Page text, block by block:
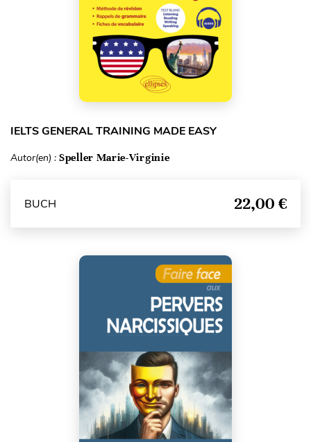
IELTS GENERAL TRAINING MADE EASY
Autor(en) : Speller Marie-Virginie
BUCH 22,00 €